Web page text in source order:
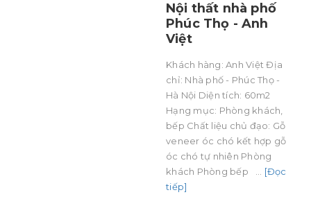
Nội thất nhà phố
Phúc Thọ - Anh
Việt
Khách hàng: Anh Việt Địa
chỉ: Nhà phố - Phúc Thọ -
Hà Nội Diện tích: 60m2
Hạng mục: Phòng khách,
bếp Chất liệu chủ đạo: Gỗ
veneer óc chó kết hợp gỗ
óc chó tự nhiên Phòng
khách Phòng bếp ... [Đọc
tiếp]